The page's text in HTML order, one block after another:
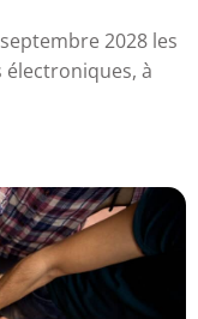
2028 les
à